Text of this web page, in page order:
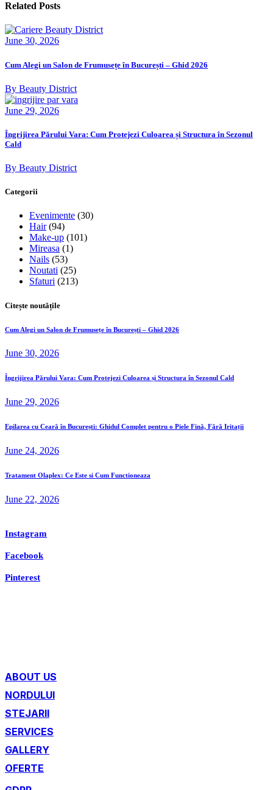
Related Posts
June 30, 2026
Cum Alegi un Salon de Frumusețe în București – Ghid 2026
By Beauty District
June 29, 2026
Îngrijirea Părului Vara: Cum Protejezi Culoarea și Structura în Sezonul
Cald
By Beauty District
Categorii
Evenimente (30)
Hair(94)
Make-up (101)
Mireasa (1)
Nails (53)
Noutati (25)
Sfaturi (213)
Citește noutățile
Cum Alegi un Salon de Frumusețe în București – Ghid 2026
June 30, 2026
Îngrijirea Părului Vara: Cum Protejezi Culoarea și Structura în Sezonul Cald
June 29, 2026
Epilarea cu Ceară în București: Ghidul Complet pentru o Piele Fină, Fără Iritații
June 24, 2026
Tratament Olaplex: Ce Este si Cum Functioneaza
June 22, 2026
Instagram
Facebook
Pinterest
ABOUT US
NORDULUI
STEJARII
SERVICES
GALLERY
OFERTE